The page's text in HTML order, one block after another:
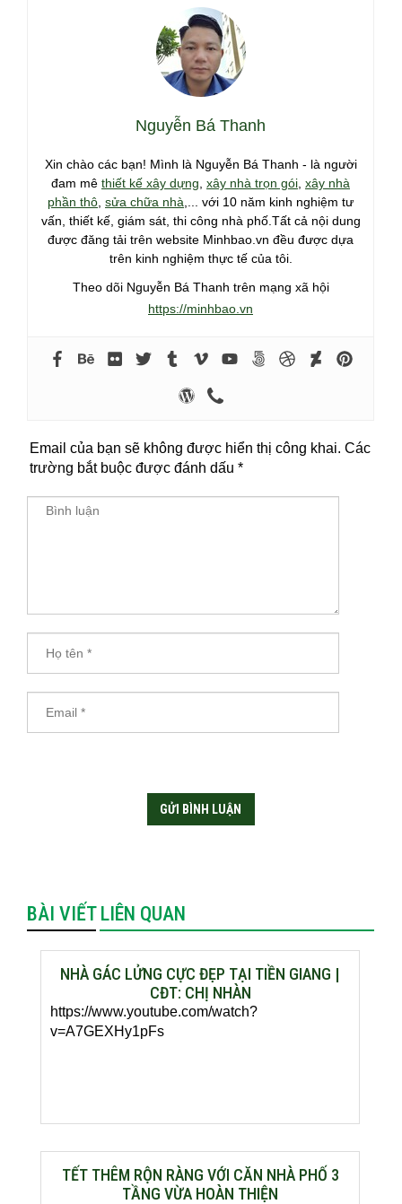
Nguyễn Bá Thanh
Xin chào các bạn! Mình là Nguyễn Bá Thanh - là người
đam mê thiết kế xây dựng xây nhà trọn gói xây nhà
phần thô sửa chữa nhà ,... với 10 năm kinh nghiệm tư
vấn, thiết kế, giám sát, thi công nhà phố.Tất cả nội dung
được đăng tải trên website Minhbao.vn đều được dựa
trên kinh nghiệm thực tế của tôi.
Theo dõi Nguyễn Bá Thanh trên mạng xã hội
https://minhbao.vn
Email của bạn sẽ không được hiển thị công khai. Các
trường bắt buộc được đánh dấu *
BÀI VIẾT LIÊN QUAN
NHÀ GÁC LỬNG CỰC ĐẸP TẠI TIỀN GIANG |
CĐT: CHỊ NHÀN
https://www.youtube.com/watch?
v=A7GEXHy1pFs
TẾT THÊM RỘN RÀNG VỚI CĂN NHÀ PHỐ 3
TẦNG VỪA HOÀN THIỆN